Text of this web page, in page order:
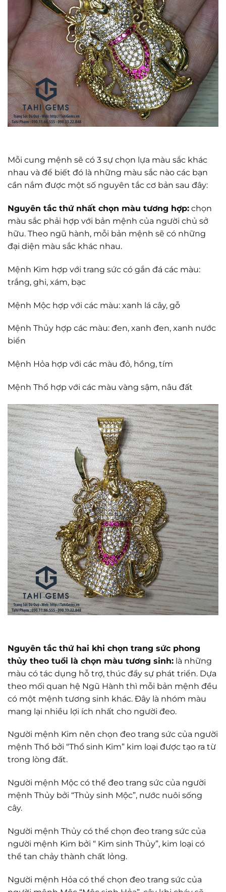
Mỗi cung mệnh sẽ có 3 sự chọn lựa màu sắc khác
nhau và để biết đó là những màu sắc nào các bạn
cần nắm được một số nguyên tắc cơ bản sau đây:
Nguyên tắc thứ nhất chọn màu tương hợp: chọn
màu sắc phải hợp với bản mệnh của người chủ sở
hữu. Theo ngũ hành, mỗi bản mệnh sẽ có những
đại diện màu sắc khác nhau.
Mệnh Kim hợp với trang sức có gắn đá các màu:
trắng, ghi, xám, bạc
Mệnh Mộc hợp với các màu: xanh lá cây, gỗ
Mệnh Thủy hợp các màu: đen, xanh đen, xanh nước
biển
Mệnh Hỏa hợp với các màu đỏ, hồng, tím
Mệnh Thổ hợp với các màu vàng sậm, nâu đất
Nguyên tắc thứ hai khi chọn trang sức phong
thủy theo tuổi là chọn màu tương sinh: là những
màu có tác dụng hỗ trợ, thúc đẩy sự phát triển. Dựa
theo mối quan hệ Ngũ Hành thì mỗi bản mệnh đều
có một mệnh tương sinh khác. Đây là nhóm màu
mang lại nhiều lợi ích nhất cho người đeo.
Người mệnh Kim nên chọn đeo trang sức của người
mệnh Thổ bởi “Thổ sinh Kim” kim loại được tạo ra từ
trong lòng đất.
Người mệnh Mộc có thể đeo trang sức của người
mệnh Thủy bởi “Thủy sinh Mộc”, nước nuôi sống
cây.
Người mệnh Thủy có thể chọn đeo trang sức của
người mệnh Kim bởi “ Kim sinh Thủy”, kim loại có
thể tan chảy thành chất lỏng.
Người mệnh Hỏa có thể chọn đeo trang sức của